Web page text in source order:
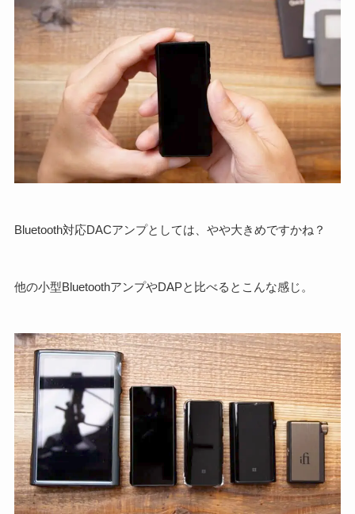
Bluetooth対応DACアンプとしては、やや大きめですかね？
他の小型BluetoothアンプやDAPと比べるとこんな感じ。